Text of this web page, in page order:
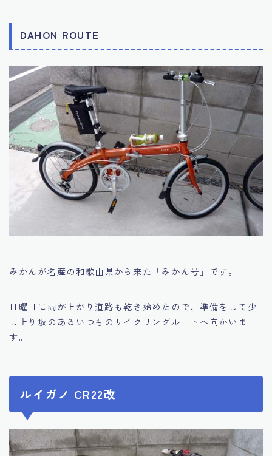
DAHON ROUTE
みかんが名産の和歌山県から来た「みかん号」です。
日曜日に雨が上がり道路も乾き始めたので、準備をして少
し上り坂のあるいつものサイクリングルートへ向かいま
す。
ルイガノ CR22改